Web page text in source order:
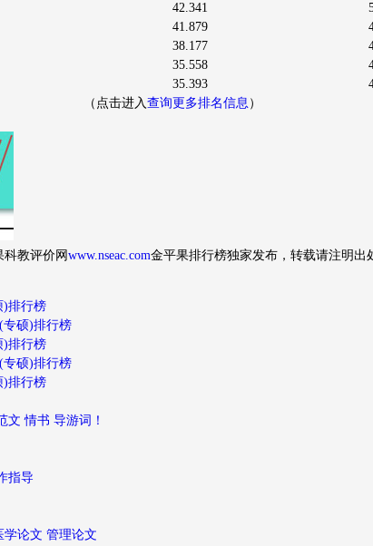
42.341
41.879
38.177
35.558
35.393
（点击进入查询更多排名信息 ）
科教评价网 www.nseac.com金平果排行榜独家发布，转载请注明出
)排行榜
专硕)排行榜
)排行榜
专硕)排行榜
)排行榜
情书 导游词！
指导
论文 管理论文